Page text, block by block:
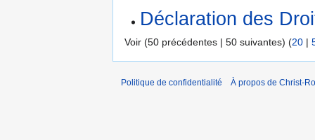
Déclaration des
Voir (50 précédentes | 50 suivantes) (20 |
Politique de confidentialité À propos de Christ-